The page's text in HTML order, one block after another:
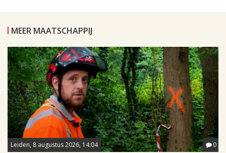
MEER MAATSCHAPPIJ
Leiden, 8 augustus 2026, 14:04 0